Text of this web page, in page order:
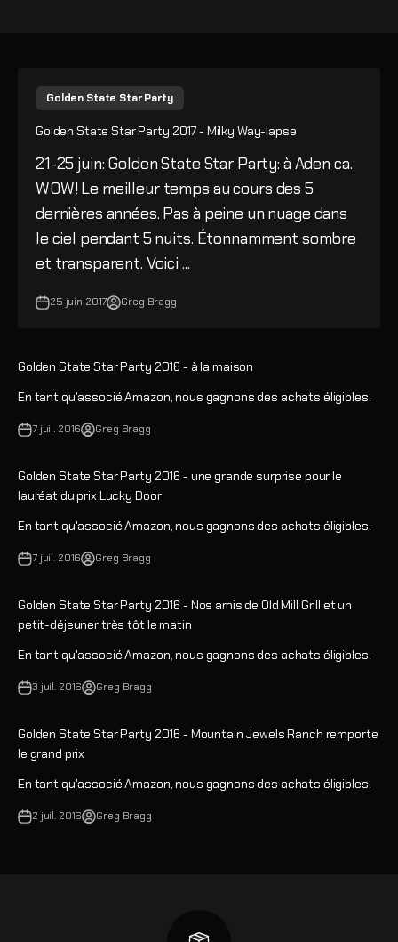
Golden State Star Party
Golden State Star Party 2017 - Milky Way-lapse
21-25 juin: Golden State Star Party: à Aden ca.
WOW! Le meilleur temps au cours des 5
dernières années. Pas à peine un nuage dans
le ciel pendant 5 nuits. Étonnamment sombre
et transparent. Voici ...
25 juin 2017 Greg Bragg
Golden State Star Party 2016 - à la maison
En tant qu'associé Amazon, nous gagnons des achats éligibles.
7 juil. 2016 Greg Bragg
Golden State Star Party 2016 - une grande surprise pour le
lauréat du prix Lucky Door
En tant qu'associé Amazon, nous gagnons des achats éligibles.
7 juil. 2016 Greg Bragg
Golden State Star Party 2016 - Nos amis de Old Mill Grill et un
petit-déjeuner très tôt le matin
En tant qu'associé Amazon, nous gagnons des achats éligibles.
3 juil. 2016 Greg Bragg
Golden State Star Party 2016 - Mountain Jewels Ranch remporte
le grand prix
En tant qu'associé Amazon, nous gagnons des achats éligibles.
2 juil. 2016 Greg Bragg